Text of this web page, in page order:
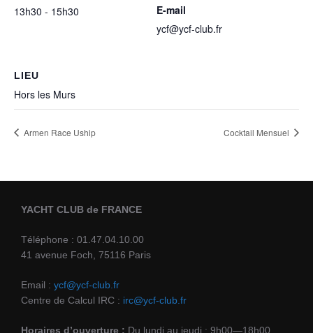
13h30 - 15h30
E-mail
ycf@ycf-club.fr
LIEU
Hors les Murs
Armen Race Uship Cocktail Mensuel
YACHT CLUB de FRANCE
Téléphone : 01.47.04.10.00
41 avenue Foch, 75116 Paris
Email : ycf@ycf-club.fr
Centre de Calcul IRC : irc@ycf-club.fr
Horaires d’ouverture : Du lundi au jeudi : 9h00—18h00